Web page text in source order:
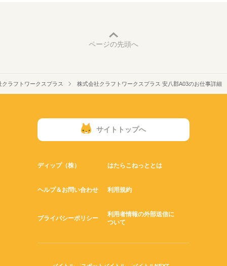
ページの先頭へ
クラフトワークスプラス 株式会社クラフトワークスプラス 安八郡A03のお仕事詳細
サイトトップへ
ディップ（株） はたらこねっととは
ヘルプ＆お問い合わせ 利用規約
プライバシーポリシー
利用者情報の外部送信に
ついて